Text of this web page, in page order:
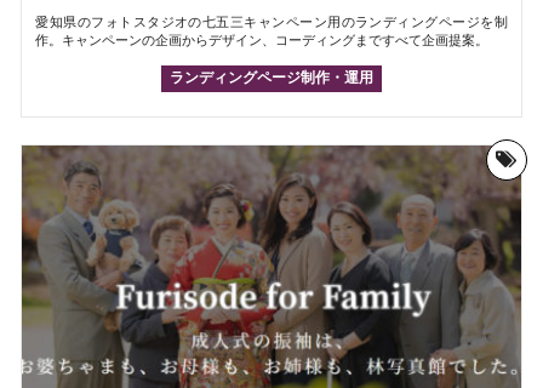
愛知県のフォトスタジオの七五三キャンペーン用のランディングページを制
作。キャンペーンの企画からデザイン、コーディングまですべて企画提案。
ランディングページ制作・運用